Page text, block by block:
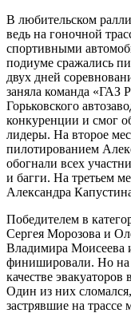
В любительском
ведь на гоночной
спортивными
подиуме сражались
двух дней
заняла команда «ГАЗ
Горьковского
конкуренции и смог
лидеры. На второе
пилотированием
обогнали всех
и багги. На третьем
Александра
Победителем в
Сергея Морозова и
Владимира Моисеева
финишировали. Но на
качестве
Один из них
застрявшие на